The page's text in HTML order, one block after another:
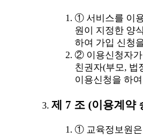
① 서비스를 이
원이 지정한 양
하여 가입 신청
② 이용신청자가
친권자(부모, 법
이용신청을 하
제 7 조 (이용계약
① 교육정보원은